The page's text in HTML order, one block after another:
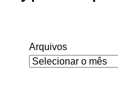
Arquivos